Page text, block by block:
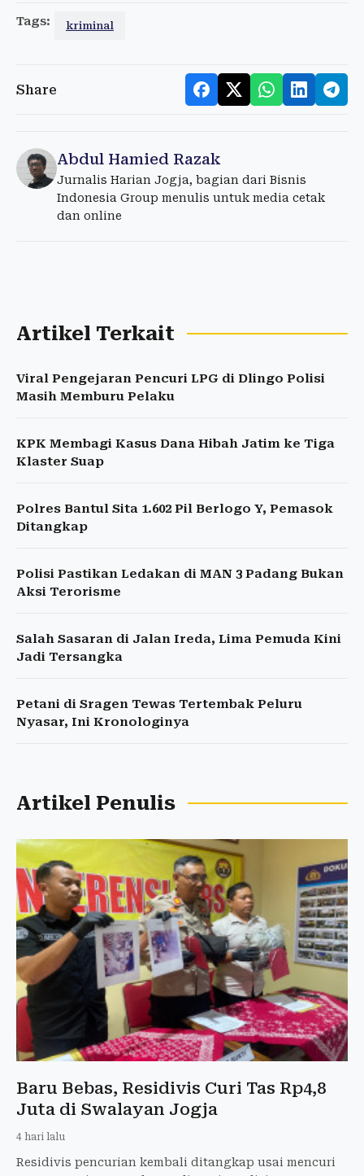
Tags: kriminal
Share
Abdul Hamied Razak
Jurnalis Harian Jogja, bagian dari Bisnis
Indonesia Group menulis untuk media cetak
dan online
Artikel Terkait
Viral Pengejaran Pencuri LPG di Dlingo Polisi
Masih Memburu Pelaku
KPK Membagi Kasus Dana Hibah Jatim ke Tiga
Klaster Suap
Polres Bantul Sita 1.602 Pil Berlogo Y, Pemasok
Ditangkap
Polisi Pastikan Ledakan di MAN 3 Padang Bukan
Aksi Terorisme
Salah Sasaran di Jalan Ireda, Lima Pemuda Kini
Jadi Tersangka
Petani di Sragen Tewas Tertembak Peluru
Nyasar, Ini Kronologinya
Artikel Penulis
Baru Bebas, Residivis Curi Tas Rp4,8
Juta di Swalayan Jogja
4 hari lalu
Residivis pencurian kembali ditangkap usai mencuri